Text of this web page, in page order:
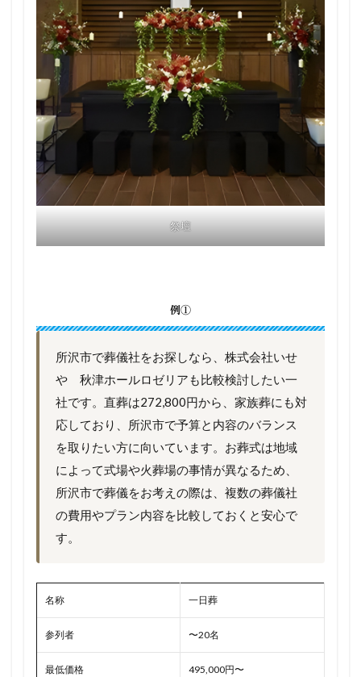
祭壇
例①
所沢市で葬儀社をお探しなら、株式会社いせ
や 秋津ホールロゼリアも比較検討したい一
社です。直葬は272,800円から、家族葬にも対
応しており、所沢市で予算と内容のバランス
を取りたい方に向いています。お葬式は地域
によって式場や火葬場の事情が異なるため、
所沢市で葬儀をお考えの際は、複数の葬儀社
の費用やプラン内容を比較しておくと安心で
す。
名称 一日葬
参列者 〜20名
最低価格 495,000円〜